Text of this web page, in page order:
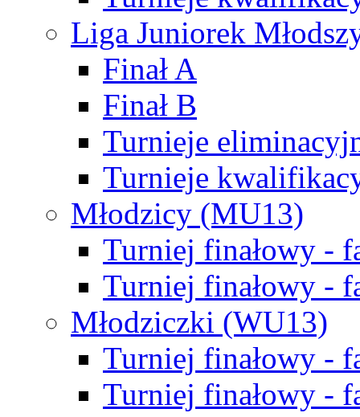
Liga Juniorek
Finał A
Finał B
Turnieje
Turnieje
Młodzicy (MU13)
Turniej finałowy -
Turniej finałowy -
Młodziczki (WU13)
Turniej finałowy -
Turniej finałowy -